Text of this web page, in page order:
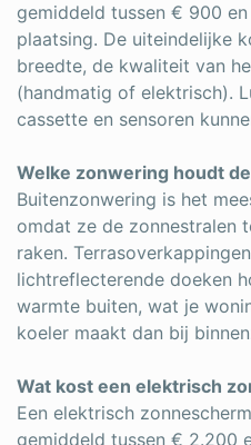
gemiddeld tussen € 900
plaatsing. De uiteindelijke
breedte, de kwaliteit van
(handmatig of elektrisch).
cassette en sensoren
Welke zonwering houdt
Buitenzonwering is het
omdat ze de zonnestralen
raken.
lichtreflecterende doeken
warmte buiten, wat je
koeler maakt dan bij
Wat kost een elektrisch
Een elektrisch
gemiddeld tussen € 2.200